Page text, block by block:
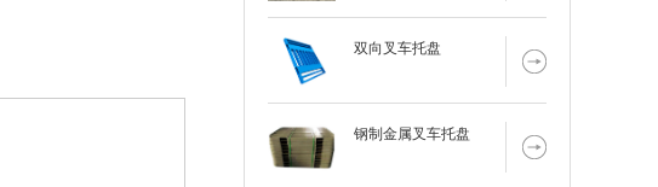
双向叉车托盘
钢制金属叉车托盘